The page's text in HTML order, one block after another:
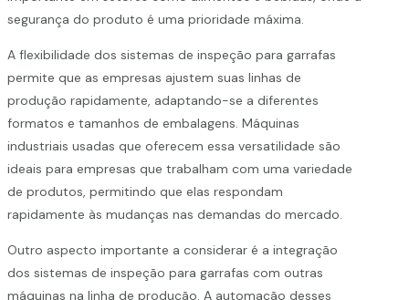
segurança do produto é uma prioridade máxima.
A flexibilidade dos sistemas de inspeção para garrafas
permite que as empresas ajustem suas linhas de
produção rapidamente, adaptando-se a diferentes
formatos e tamanhos de embalagens. Máquinas
industriais usadas que oferecem essa versatilidade são
ideais para empresas que trabalham com uma variedade
de produtos, permitindo que elas respondam
rapidamente às mudanças nas demandas do mercado.
Outro aspecto importante a considerar é a integração
dos sistemas de inspeção para garrafas com outras
máquinas na linha de produção. A automação desses